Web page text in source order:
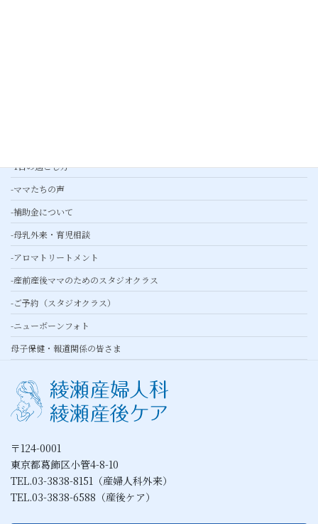
-1日の過ごし方
-ママたちの声
-補助金について
-母乳外来・育児相談
-アロマトリートメント
-産前産後ママのためのスタジオクラス
-ご予約（スタジオクラス）
-ニューボーンフォト
母子保健・報道関係の皆さま
〒124-0001
東京都葛飾区小管4-8-10
TEL.03-3838-8151（産婦人科外来）
TEL.03-3838-6588（産後ケア）